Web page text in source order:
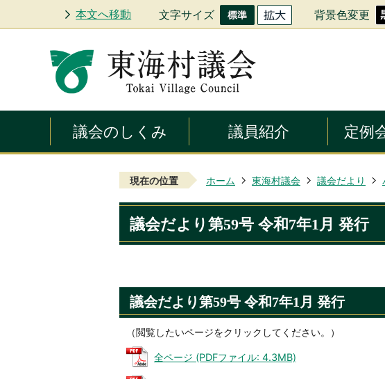
本文へ移動 文字サイズ 背景色変更
議会のしくみ 議員紹介 定例
現在の位置 ホーム 東海村議会 議会だより
議会だより第59号 令和7年1月 発行
議会だより第59号 令和7年1月 発行
（閲覧したいページをクリックしてください。）
全ページ (PDFファイル: 4.3MB)